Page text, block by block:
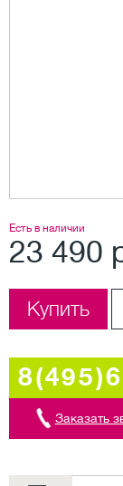
Есть в наличии
23 490
Купить
Заказать